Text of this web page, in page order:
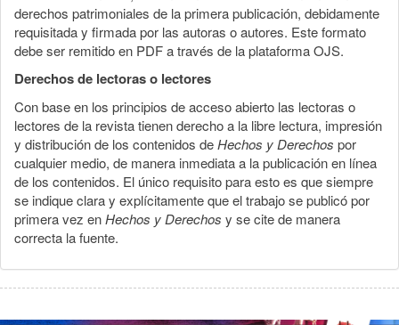
derechos patrimoniales de la primera publicación, debidamente
requisitada y firmada por las autoras o autores. Este formato
debe ser remitido en PDF a través de la plataforma OJS.
Derechos de lectoras o lectores
Con base en los principios de acceso abierto las lectoras o
lectores de la revista tienen derecho a la libre lectura, impresión
y distribución de los contenidos deHechos y Derechos por
cualquier medio, de manera inmediata a la publicación en línea
de los contenidos. El único requisito para esto es que siempre
se indique clara y explícitamente que el trabajo se publicó por
primera vez enHechos y Derechos y se cite de manera
correcta la fuente.